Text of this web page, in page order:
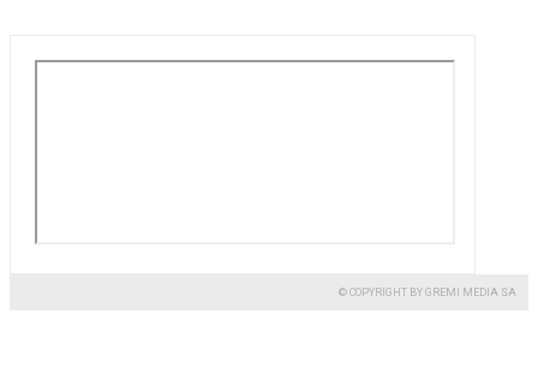
© COPYRIGHT BY GREMI MEDIA SA